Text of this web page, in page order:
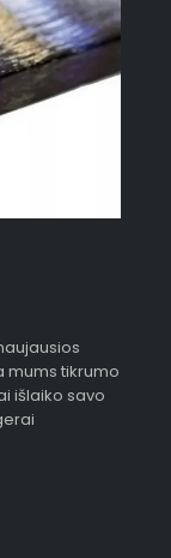
mums tikrumo
išlaiko savo